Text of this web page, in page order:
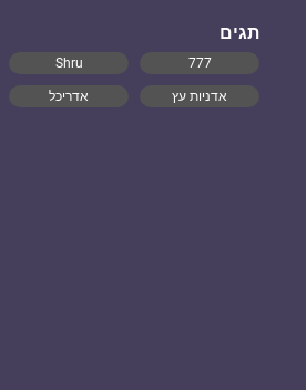
תגים
777
Shru
אדניות עץ אדריכל